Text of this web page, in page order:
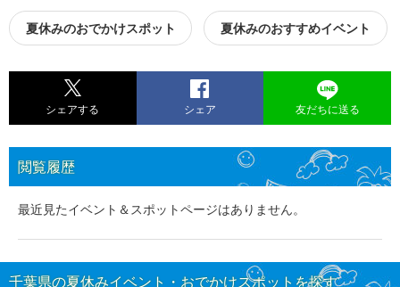
夏休みのおでかけスポット 夏休みのおすすめイベント
シェアする シェア 友だちに送る
閲覧履歴
最近見たイベント＆スポットページはありません。
千葉県の夏休みイベント・おでかけスポットを探す